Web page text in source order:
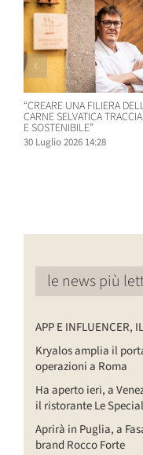
“CREARE UNA FILIERA
CARNE SELVATICA
E SOSTENIBILE”
30 Luglio 2026 14:28
le news più
APP E INFLUENCER,
Kryalos amplia il
operazioni a Roma
Ha aperto ieri, a
il ristorante Le
Aprirà in Puglia, a
brand Rocco Forte